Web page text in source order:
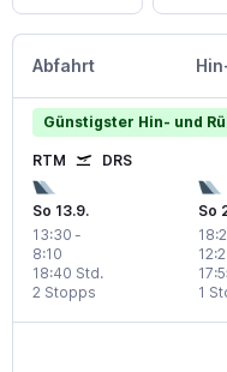
Abfahrt
Günstigster Hin- und
RTM DRS
So 13.9.
13:30 -
8:10
2 Stopps
18:40 Std.
So
1